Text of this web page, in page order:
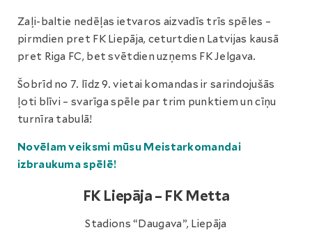
Zaļi-baltie nedēļas ietvaros aizvadīs trīs spēles –
pirmdien pret FK Liepāja, ceturtdien Latvijas kausā
pret Riga FC, bet svētdien uzņems FK Jelgava.
Šobrīd no 7. līdz 9. vietai komandas ir sarindojušās
ļoti blīvi – svarīga spēle par trim punktiem un cīņu
turnīra tabulā!
Novēlam veiksmi mūsu Meistarkomandai
izbraukuma spēlē!
FK Liepāja – FK Metta
Stadions “Daugava”, Liepāja